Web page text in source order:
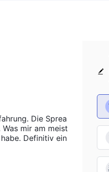
Die Sprea
mir am meist
Definitiv ein